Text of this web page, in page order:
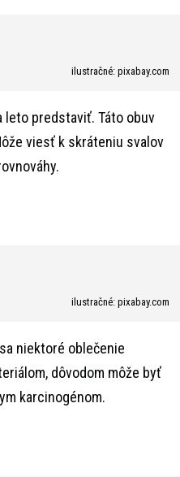
ilustračné: pixabay.com
leto predstaviť. Táto obuv
viesť k skráteniu svalov
ilustračné: pixabay.com
niektoré oblečenie
dôvodom môže byť
karcinogénom.